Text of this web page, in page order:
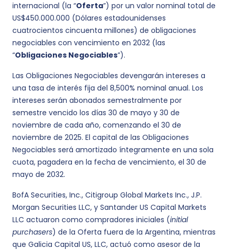
internacional (la “Oferta”) por un valor nominal total de
US$450.000.000 (Dólares estadounidenses
cuatrocientos cincuenta millones) de obligaciones
negociables con vencimiento en 2032 (las
“Obligaciones Negociables”).
Las Obligaciones Negociables devengarán intereses a
una tasa de interés fija del 8,500% nominal anual. Los
intereses serán abonados semestralmente por
semestre vencido los días 30 de mayo y 30 de
noviembre de cada año, comenzando el 30 de
noviembre de 2025. El capital de las Obligaciones
Negociables será amortizado íntegramente en una sola
cuota, pagadera en la fecha de vencimiento, el 30 de
mayo de 2032.
BofA Securities, Inc., Citigroup Global Markets Inc., J.P.
Morgan Securities LLC, y Santander US Capital Markets
LLC actuaron como compradores iniciales (initial
purchasers) de la Oferta fuera de la Argentina, mientras
que Galicia Capital US, LLC, actuó como asesor de la